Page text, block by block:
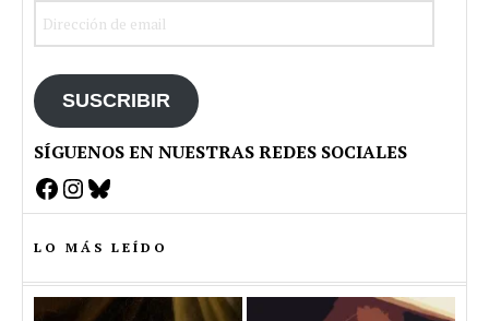
SUSCRIBIR
SÍGUENOS EN NUESTRAS REDES SOCIALES
Facebook
Instagram
Bluesky
LO MÁS LEÍDO